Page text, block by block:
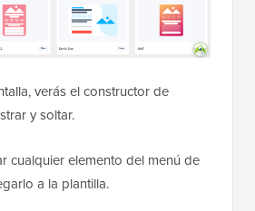
verás el constructor de
y soltar.
cualquier elemento del menú de
a la plantilla.